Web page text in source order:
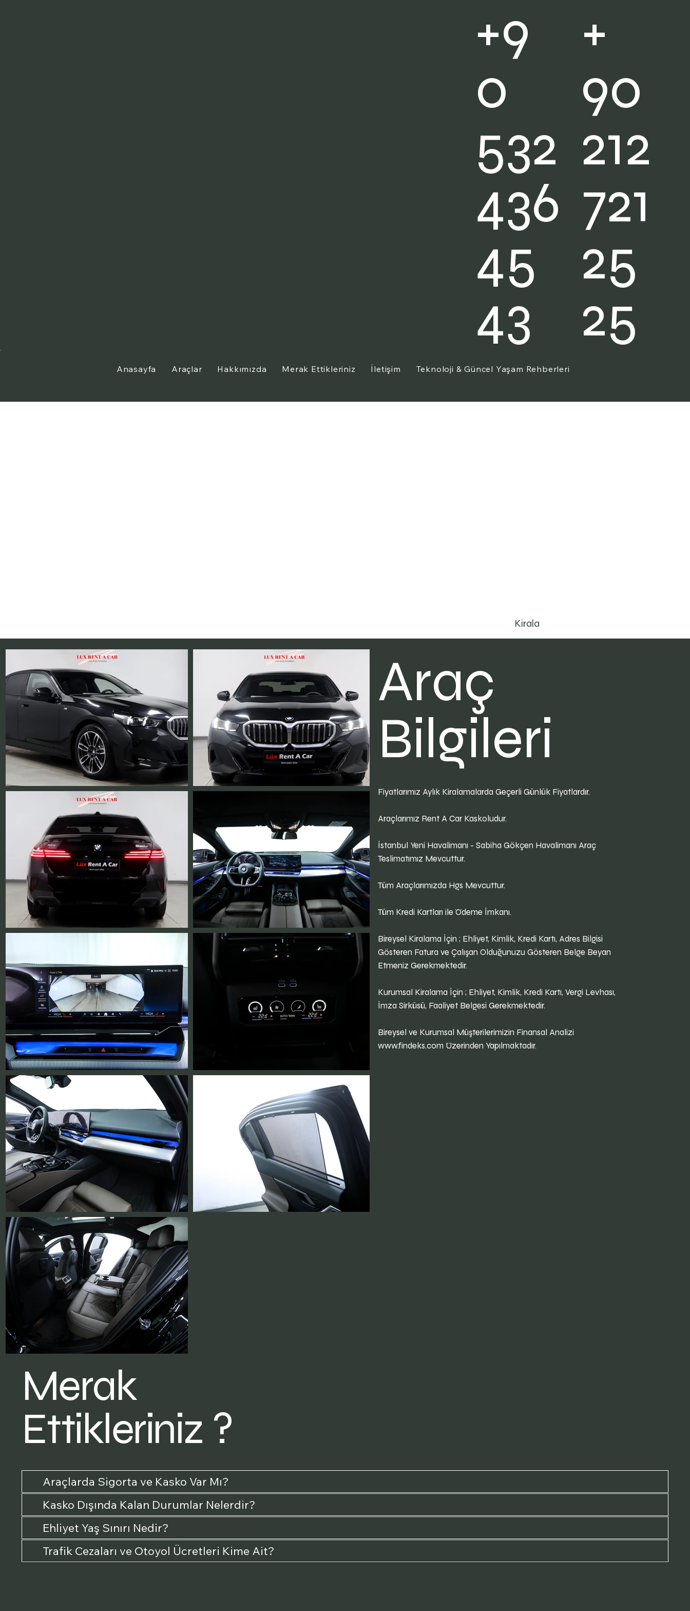
+9
0
532
436
45
43
+
90
212
721
25
25
Anasayfa Araçlar Hakkımızda Merak Ettikleriniz İletişim Teknoloji & Güncel Yaşam Rehberleri
Kirala
Araç
Bilgileri
Fiyatlarımız Aylık Kiralamalarda Geçerli Günlük Fiyatlardır.
Araçlarımız Rent A Car Kaskoludur.
İstanbul Yeni Havalimanı - Sabiha Gökçen Havalimanı Araç
Teslimatımız Mevcuttur.
Tüm Araçlarımızda Hgs Mevcuttur.
Tüm Kredi Kartları ile Ödeme İmkanı.
Bireysel Kiralama İçin ; Ehliyet, Kimlik, Kredi Kartı, Adres Bilgisi
Gösteren Fatura ve Çalışan Olduğunuzu Gösteren Belge Beyan
Etmeniz Gerekmektedir.
Kurumsal Kiralama İçin ; Ehliyet, Kimlik, Kredi Kartı, Vergi Levhası,
İmza Sirküsü, Faaliyet Belgesi Gerekmektedir.
Bireysel ve Kurumsal Müşterilerimizin Finansal Analizi
www.findeks.com Üzerinden Yapılmaktadır.
Merak
Ettikleriniz ?
Araçlarda Sigorta ve Kasko Var Mı?
Kasko Dışında Kalan Durumlar Nelerdir?
Ehliyet Yaş Sınırı Nedir?
Trafik Cezaları ve Otoyol Ücretleri Kime Ait?